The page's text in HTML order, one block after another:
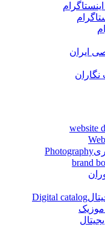
ایران
website
Photography
brand
Digital catalog